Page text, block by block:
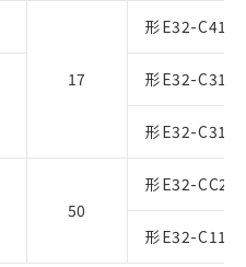
17
形E32-C41
形E32-C31
形E32-C31N
50
形E32-
形E32-C11N